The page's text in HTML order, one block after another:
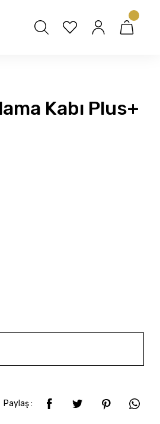
Kabı Plus+
Paylaş :